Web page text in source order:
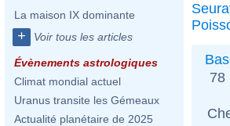
La maison IX dominante
+ Voir tous les articles
Évènements astrologiques
Climat mondial actuel
Uranus transite les Gémeaux
Actualité planétaire de 2025
78